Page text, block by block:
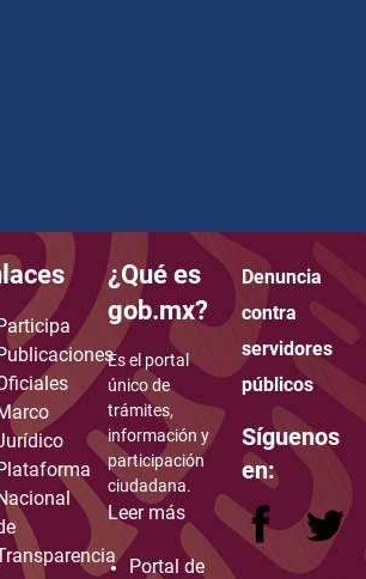
how to embed google map in website
¿Qué es
gob.mx?
Es el portal
único de
trámites,
información y
participación
ciudadana.
Leer más
Portal de
Denuncia
contra
servidores
públicos
Síguenos
en: